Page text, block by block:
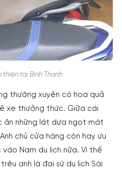
tại Bình Thạnh
thường xuyên có hoa quả
xe thưởng thức. Giữa cái
ăn những lát dưa ngọt mát
chủ cửa hàng còn hay ưu
Nam du lịch nữa. Vì thế
anh là đại sứ du lịch Sài